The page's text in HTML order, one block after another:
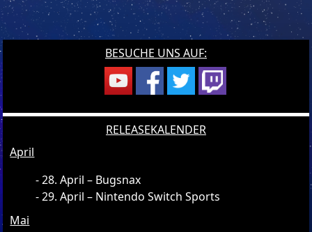
BESUCHE UNS AUF:
RELEASEKALENDER
April
28. April – Bugsnax
29. April – Nintendo Switch Sports
Mai